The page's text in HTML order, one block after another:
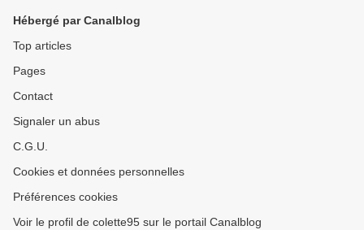
Hébergé par Canalblog
Top articles
Pages
Contact
Signaler un abus
C.G.U.
Cookies et données personnelles
Préférences cookies
Voir le profil de colette95 sur le portail Canalblog